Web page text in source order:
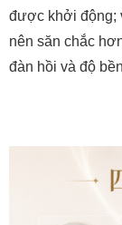
được khởi động;
nên săn chắc
đàn hồi và độ